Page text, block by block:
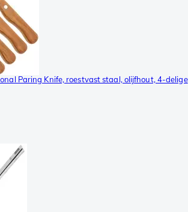
Paring Knife, roestvast staal, olijfhout, 4-delige